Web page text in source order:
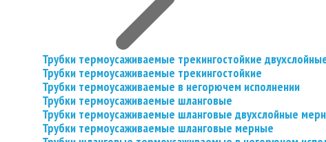
Трубки термоусаживаемые трекингостойкие
Трубки термоусаживаемые трекингостойкие
Трубки термоусаживаемые в негорючем исполнении
Трубки термоусаживаемые шланговые
Трубки термоусаживаемые шланговые двухслойные
Трубки термоусаживаемые шланговые мерные